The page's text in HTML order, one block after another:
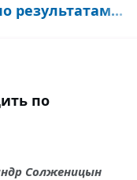
результатам...
по
Солженицын